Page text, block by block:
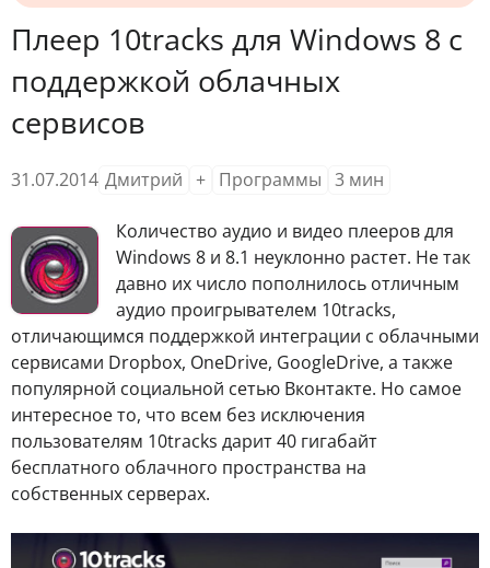
Плеер 10tracks для Windows 8 с
поддержкой облачных
сервисов
31.07.2014 Дмитрий + Программы 3 мин
Количество аудио и видео плееров для
Windows 8 и 8.1 неуклонно растет. Не так
давно их число пополнилось отличным
аудио проигрывателем 10tracks,
отличающимся поддержкой интеграции с облачными
сервисами Dropbox, OneDrive, GoogleDrive, а также
популярной социальной сетью Вконтакте. Но самое
интересное то, что всем без исключения
пользователям 10tracks дарит 40 гигабайт
бесплатного облачного пространства на
собственных серверах.